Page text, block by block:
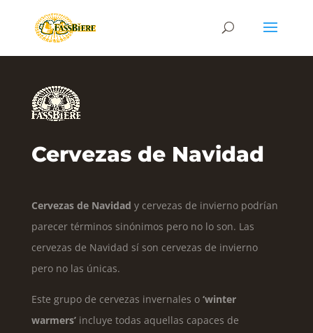
Cervezas de Navidad
Cervezas de Navidad y cervezas de invierno podrían
parecer términos sinónimos pero no lo son. Las
cervezas de Navidad sí son cervezas de invierno
pero no las únicas.
Este grupo de cervezas invernales o ‘winter
warmers’incluye todas aquellas capaces de